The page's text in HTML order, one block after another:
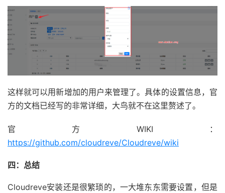
这样就可以用新增加的用户来管理了。具体的设置信息，官
方的文档已经写的非常详细，大鸟就不在这里赘述了。
官方WIKI：
https://github.com/cloudreve/Cloudreve/wiki
四：总结
Cloudreve安装还是很繁琐的，一大堆东东需要设置，但是